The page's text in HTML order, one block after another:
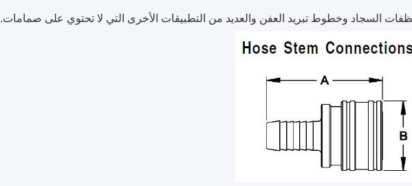
السجاد وخطوط تبريد العفن والعديد من التطبيقات الأخرى التي لا تحتوي على صمامات.